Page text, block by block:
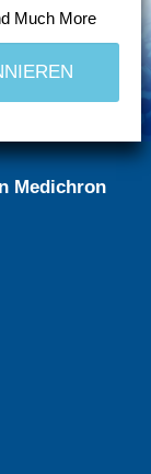
Much More
Medichron